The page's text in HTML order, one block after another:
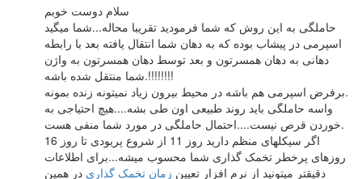
سلام دوست خوبم
حاملگی به این روش که شما فرمودید تقریبا محاله...شما میگید
اسپرمی در پیشاب بوده که به دهان شما انتقال یافته بعد با رابطه
دهانی به دهان همسرتون و بعد توسط دهان همسرتون به واژن
شما منتقل شده باشه.!!!!!!!!
برفرض اسپرمی هم باشه در محیط بیرون زیاد نمیتونه زنده بمونه.
واسه حاملگی باید روند طبیعی اون طی بشه....هیچ احتیاجی به
خوردن قرص نیست....احتمال حاملگی در مورد شما منفی هست.
اگر سیکلهای منظم دارید روز 11 از شروع پریودی تا روز 16
روزهای پرخطر تخمک گذاری شما محسوب میشه...برای اطلاعات
دقیقتر میتونید از نرم افزار تعیین زمان تخمک گذاری در همین